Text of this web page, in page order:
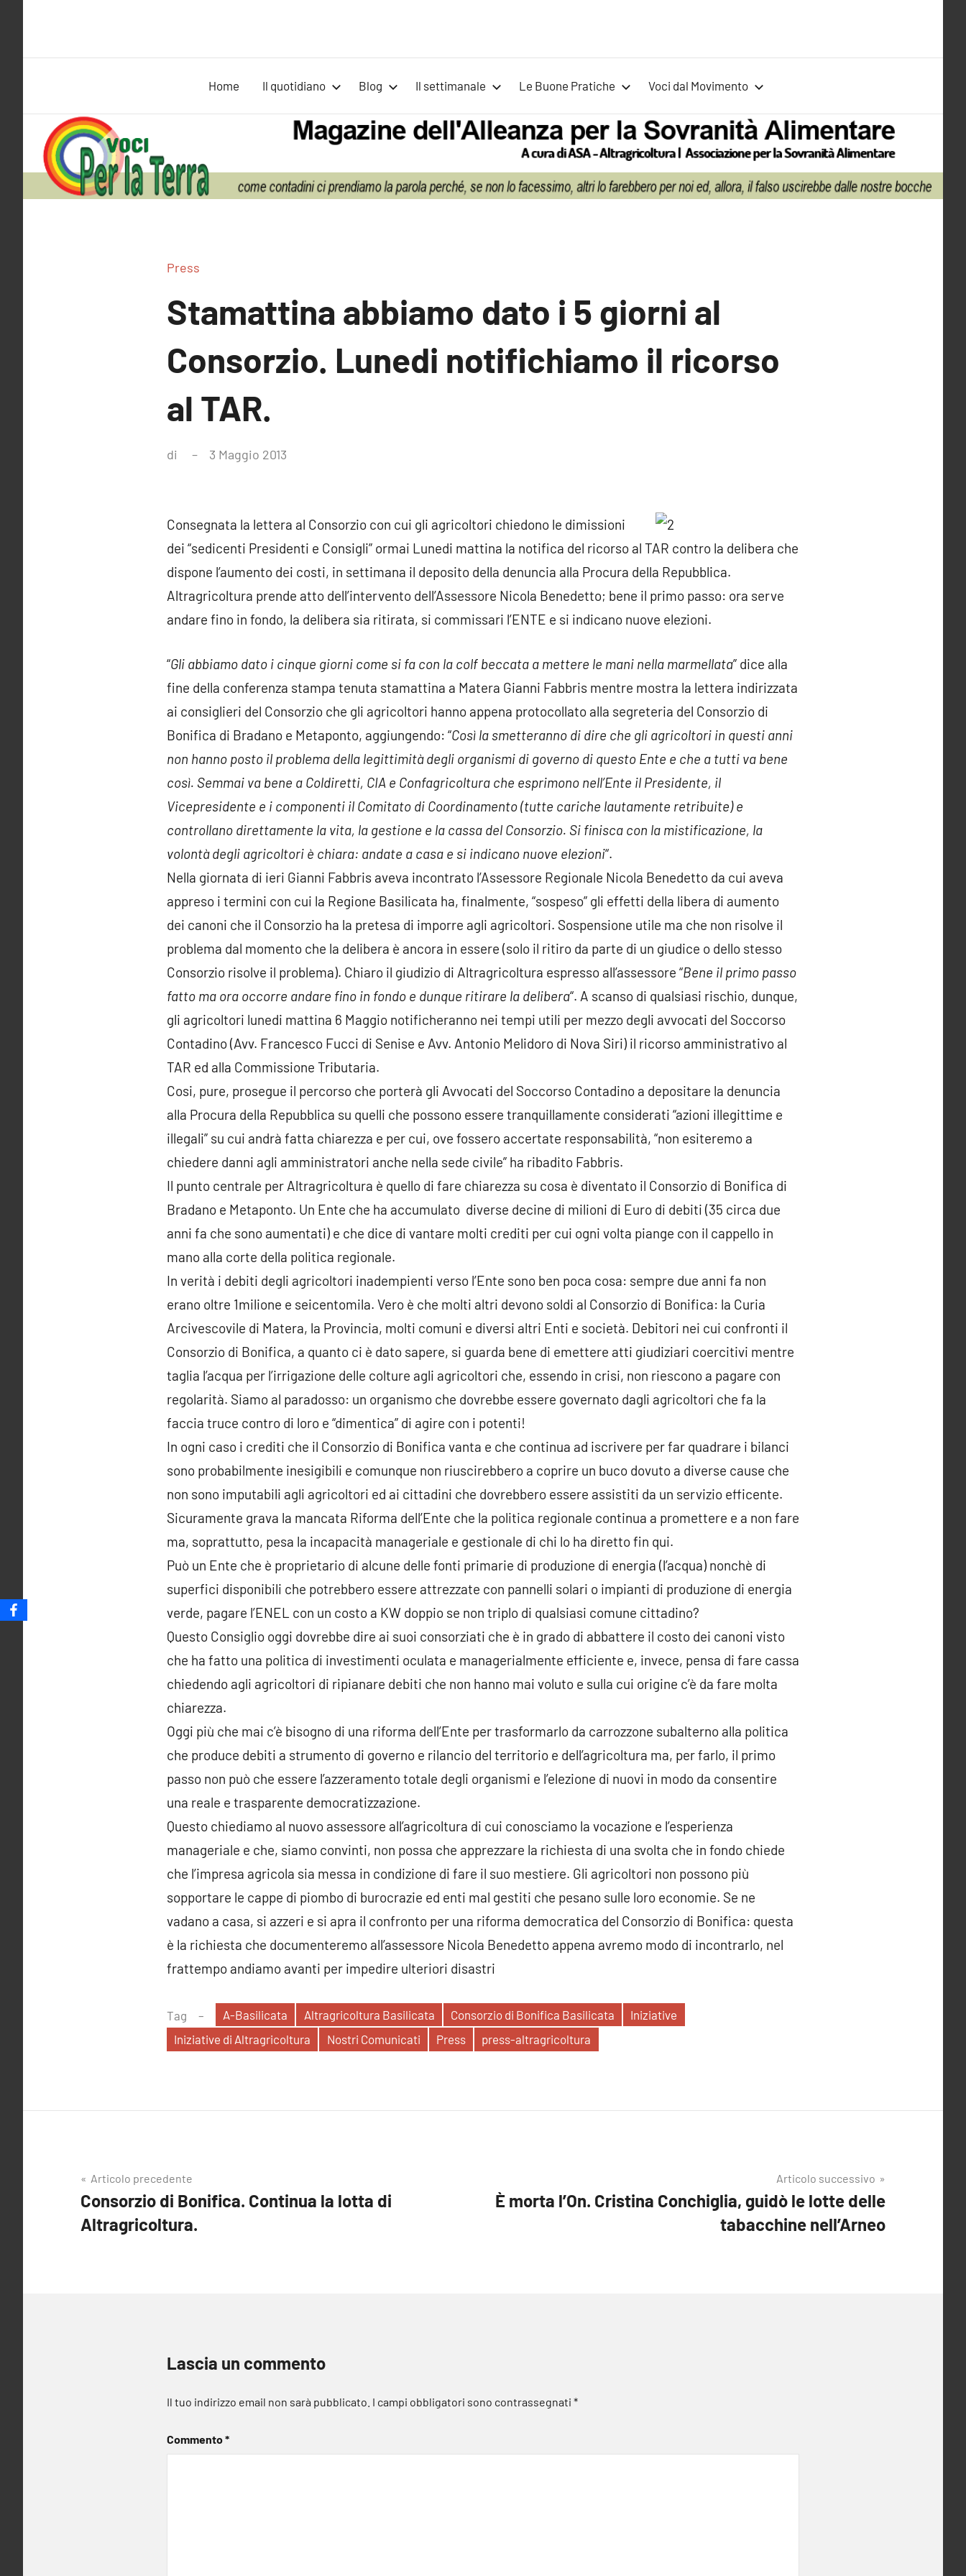
per
la
Terra
Alleanza
Sovranità
Alimentare
Home Il quotidiano Blog Il settimanale Le Buone Pratiche Voci dal Movimento
Press
Stamattina abbiamo dato i 5 giorni al
Consorzio. Lunedi notifichiamo il ricorso
al TAR.
di 3 Maggio 2013
Consegnata la lettera al Consorzio con cui gli agricoltori chiedono le dimissioni
dei “sedicenti Presidenti e Consigli” ormai Lunedi mattina la notifica del ricorso al TAR contro la delibera che
dispone l’aumento dei costi, in settimana il deposito della denuncia alla Procura della Repubblica.
Altragricoltura prende atto dell’intervento dell’Assessore Nicola Benedetto; bene il primo passo: ora serve
andare fino in fondo, la delibera sia ritirata, si commissari l’ENTE e si indicano nuove elezioni.
“Gli abbiamo dato i cinque giorni come si fa con la colf beccata a mettere le mani nella marmellata” dice alla
fine della conferenza stampa tenuta stamattina a Matera Gianni Fabbris mentre mostra la lettera indirizzata
ai consiglieri del Consorzio che gli agricoltori hanno appena protocollato alla segreteria del Consorzio di
Bonifica di Bradano e Metaponto, aggiungendo: “Così la smetteranno di dire che gli agricoltori in questi anni
non hanno posto il problema della legittimità degli organismi di governo di questo Ente e che a tutti va bene
così. Semmai va bene a Coldiretti, CIA e Confagricoltura che esprimono nell’Ente il Presidente, il
Vicepresidente e i componenti il Comitato di Coordinamento (tutte cariche lautamente retribuite) e
controllano direttamente la vita, la gestione e la cassa del Consorzio. Si finisca con la mistificazione, la
volontà degli agricoltori è chiara: andate a casa e si indicano nuove elezioni“.
Nella giornata di ieri Gianni Fabbris aveva incontrato l’Assessore Regionale Nicola Benedetto da cui aveva
appreso i termini con cui la Regione Basilicata ha, finalmente, “sospeso” gli effetti della libera di aumento
dei canoni che il Consorzio ha la pretesa di imporre agli agricoltori. Sospensione utile ma che non risolve il
problema dal momento che la delibera è ancora in essere (solo il ritiro da parte di un giudice o dello stesso
Consorzio risolve il problema). Chiaro il giudizio di Altragricoltura espresso all’assessore “Bene il primo passo
fatto ma ora occorre andare fino in fondo e dunque ritirare la delibera“. A scanso di qualsiasi rischio, dunque,
gli agricoltori lunedi mattina 6 Maggio notificheranno nei tempi utili per mezzo degli avvocati del Soccorso
Contadino (Avv. Francesco Fucci di Senise e Avv. Antonio Melidoro di Nova Siri) il ricorso amministrativo al
TAR ed alla Commissione Tributaria.
Cosi, pure, prosegue il percorso che porterà gli Avvocati del Soccorso Contadino a depositare la denuncia
alla Procura della Repubblica su quelli che possono essere tranquillamente considerati “azioni illegittime e
illegali” su cui andrà fatta chiarezza e per cui, ove fossero accertate responsabilità, “non esiteremo a
chiedere danni agli amministratori anche nella sede civile” ha ribadito Fabbris.
Il punto centrale per Altragricoltura è quello di fare chiarezza su cosa è diventato il Consorzio di Bonifica di
Bradano e Metaponto. Un Ente che ha accumulato diverse decine di milioni di Euro di debiti (35 circa due
anni fa che sono aumentati) e che dice di vantare molti crediti per cui ogni volta piange con il cappello in
mano alla corte della politica regionale.
In verità i debiti degli agricoltori inadempienti verso l’Ente sono ben poca cosa: sempre due anni fa non
erano oltre 1milione e seicentomila. Vero è che molti altri devono soldi al Consorzio di Bonifica: la Curia
Arcivescovile di Matera, la Provincia, molti comuni e diversi altri Enti e società. Debitori nei cui confronti il
Consorzio di Bonifica, a quanto ci è dato sapere, si guarda bene di emettere atti giudiziari coercitivi mentre
taglia l’acqua per l’irrigazione delle colture agli agricoltori che, essendo in crisi, non riescono a pagare con
regolarità. Siamo al paradosso: un organismo che dovrebbe essere governato dagli agricoltori che fa la
faccia truce contro di loro e “dimentica” di agire con i potenti!
In ogni caso i crediti che il Consorzio di Bonifica vanta e che continua ad iscrivere per far quadrare i bilanci
sono probabilmente inesigibili e comunque non riuscirebbero a coprire un buco dovuto a diverse cause che
non sono imputabili agli agricoltori ed ai cittadini che dovrebbero essere assistiti da un servizio efficente.
Sicuramente grava la mancata Riforma dell’Ente che la politica regionale continua a promettere e a non fare
ma, soprattutto, pesa la incapacità manageriale e gestionale di chi lo ha diretto fin qui.
Può un Ente che è proprietario di alcune delle fonti primarie di produzione di energia (l’acqua) nonchè di
superfici disponibili che potrebbero essere attrezzate con pannelli solari o impianti di produzione di energia
verde, pagare l’ENEL con un costo a KW doppio se non triplo di qualsiasi comune cittadino?
Questo Consiglio oggi dovrebbe dire ai suoi consorziati che è in grado di abbattere il costo dei canoni visto
che ha fatto una politica di investimenti oculata e managerialmente efficiente e, invece, pensa di fare cassa
chiedendo agli agricoltori di ripianare debiti che non hanno mai voluto e sulla cui origine c’è da fare molta
chiarezza.
Oggi più che mai c’è bisogno di una riforma dell’Ente per trasformarlo da carrozzone subalterno alla politica
che produce debiti a strumento di governo e rilancio del territorio e dell’agricoltura ma, per farlo, il primo
passo non può che essere l’azzeramento totale degli organismi e l’elezione di nuovi in modo da consentire
una reale e trasparente democratizzazione.
Questo chiediamo al nuovo assessore all’agricoltura di cui conosciamo la vocazione e l’esperienza
manageriale e che, siamo convinti, non possa che apprezzare la richiesta di una svolta che in fondo chiede
che l’impresa agricola sia messa in condizione di fare il suo mestiere. Gli agricoltori non possono più
sopportare le cappe di piombo di burocrazie ed enti mal gestiti che pesano sulle loro economie. Se ne
vadano a casa, si azzeri e si apra il confronto per una riforma democratica del Consorzio di Bonifica: questa
è la richiesta che documenteremo all’assessore Nicola Benedetto appena avremo modo di incontrarlo, nel
frattempo andiamo avanti per impedire ulteriori disastri
Tag A-Basilicata Altragricoltura Basilicata Consorzio di Bonifica Basilicata
Iniziative
Iniziative di Altragricoltura
Nostri Comunicati Press press-altragricoltura
Navigazione
articoli
Articolo precedente
Consorzio di Bonifica. Continua la lotta di
Altragricoltura.
Articolo successivo
È morta l’On. Cristina Conchiglia, guidò le lotte delle
tabacchine nell’Arneo
Lascia un commento
Il tuo indirizzo email non sarà pubblicato. I campi obbligatori sono contrassegnati *
Commento*